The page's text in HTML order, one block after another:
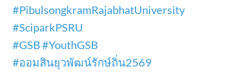
#PibulsongkramRajabhatUniversity
#SciparkPSRU
#GSB#YouthGSB
#ออมสินยุวพัฒน์รักษ์ถิ่น2569